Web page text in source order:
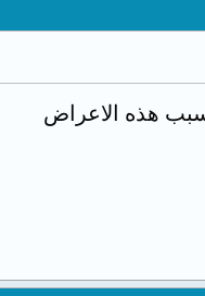
سبب هذه الاعراض